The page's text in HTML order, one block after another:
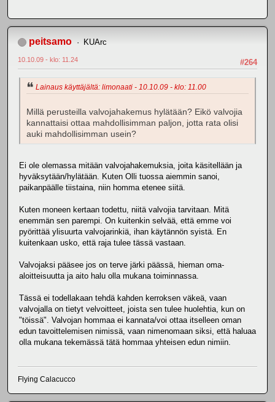
peitsamo KUArc
#264
10.10.09 - klo: 11.24
Lainaus käyttäjältä: limonaati - 10.10.09 - klo: 11.00
Millä perusteilla valvojahakemus hylätään? Eikö valvojia
kannattaisi ottaa mahdollisimman paljon, jotta rata olisi
auki mahdollisimman usein?
Ei ole olemassa mitään valvojahakemuksia, joita käsitellään ja
hyväksytään/hylätään. Kuten Olli tuossa aiemmin sanoi,
paikanpäälle tiistaina, niin homma etenee siitä.
Kuten moneen kertaan todettu, niitä valvojia tarvitaan. Mitä
enemmän sen parempi. On kuitenkin selvää, että emme voi
pyörittää ylisuurta valvojarinkiä, ihan käytännön syistä. En
kuitenkaan usko, että raja tulee tässä vastaan.
Valvojaksi pääsee jos on terve järki päässä, hieman oma-
aloitteisuutta ja aito halu olla mukana toiminnassa.
Tässä ei todellakaan tehdä kahden kerroksen väkeä, vaan
valvojalla on tietyt velvoitteet, joista sen tulee huolehtia, kun on
"töissä". Valvojan hommaa ei kannata/voi ottaa itselleen oman
edun tavoittelemisen nimissä, vaan nimenomaan siksi, että haluaa
olla mukana tekemässä tätä hommaa yhteisen edun nimiin.
Flying Calacucco